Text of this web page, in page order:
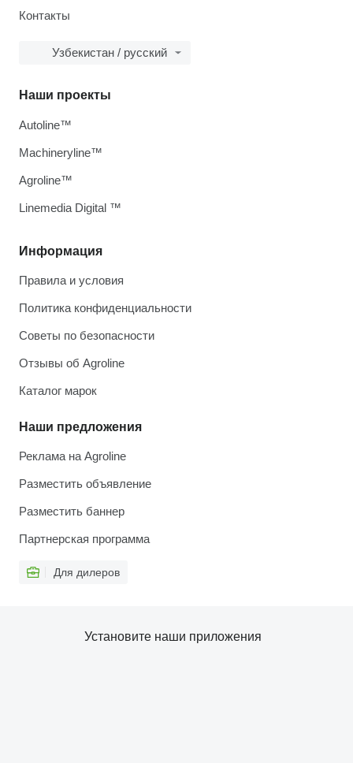
Контакты
Узбекистан / русский
Информация
Правила и условия
Политика конфиденциальности
Советы по безопасности
Отзывы об Agroline
Каталог марок
Наши предложения
Реклама на Agroline
Разместить объявление
Разместить баннер
Партнерская программа
Для дилеров
Наши проекты
Autoline™
Machineryline™
Agroline™
Linemedia Digital ™
Установите наши приложения